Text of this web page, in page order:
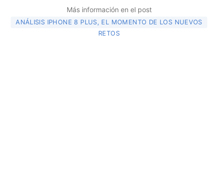
Más información en el post
ANÁLISIS IPHONE 8 PLUS, EL MOMENTO DE LOS NUEVOS
RETOS